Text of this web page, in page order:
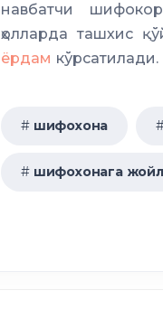
навбатчи
ҳолларда ташхис
ёрдам кўрсатилади.
шифохона
шифохонага